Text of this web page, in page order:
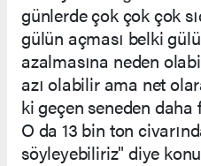
günlerde çok çok çok
gülün açması belki
azalmasına neden
azı olabilir ama net
ki geçen seneden daha
O da 13 bin ton
söyleyebiliriz" diye